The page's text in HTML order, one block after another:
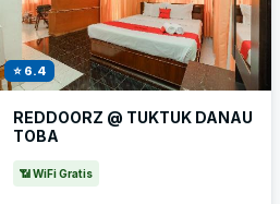
⭐ 6.4
REDDOORZ @ TUKTUK DANAU
TOBA
📶 WiFi Gratis